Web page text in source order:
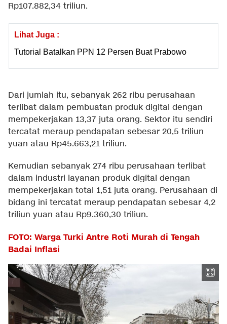
Rp107.882,34 triliun.
Lihat Juga :
Tutorial Batalkan PPN 12 Persen Buat Prabowo
Dari jumlah itu, sebanyak 262 ribu perusahaan
terlibat dalam pembuatan produk digital dengan
mempekerjakan 13,37 juta orang. Sektor itu sendiri
tercatat meraup pendapatan sebesar 20,5 triliun
yuan atau Rp45.663,21 triliun.
Kemudian sebanyak 274 ribu perusahaan terlibat
dalam industri layanan produk digital dengan
mempekerjakan total 1,51 juta orang. Perusahaan di
bidang ini tercatat meraup pendapatan sebesar 4,2
triliun yuan atau Rp9.360,30 triliun.
FOTO: Warga Turki Antre Roti Murah di Tengah
Badai Inflasi